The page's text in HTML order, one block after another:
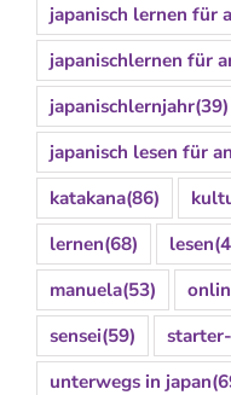
japanisch lernen für
japanischlernen für
japanischlernjahr(39)
japanisch lesen für
katakana(86)
lernen(68) lesen
manuela(53)
sensei(59)
unterwegs in japan